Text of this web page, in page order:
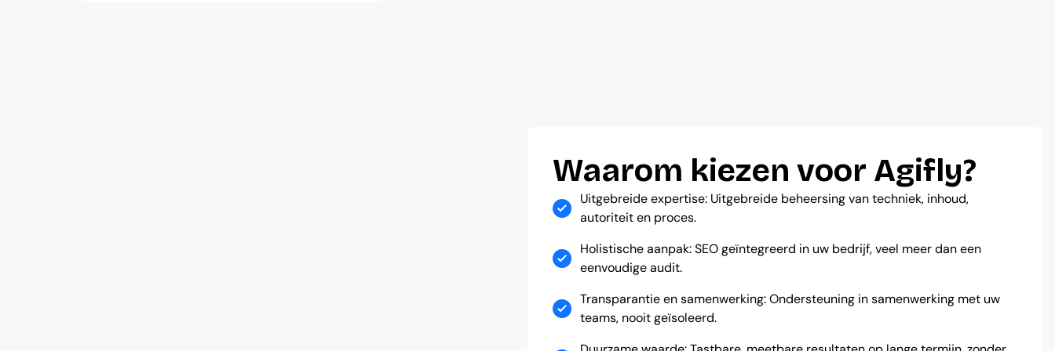
Waarom kiezen voor Agifly?
Uitgebreide expertise: Uitgebreide beheersing van techniek, inhoud,
autoriteit en proces.
Holistische aanpak: SEO geïntegreerd in uw bedrijf, veel meer dan een
eenvoudige audit.
Transparantie en samenwerking: Ondersteuning in samenwerking met uw
teams, nooit geïsoleerd.